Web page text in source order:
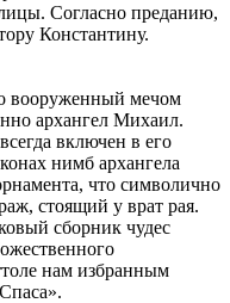
Согласно преданию,
Константину.
вооруженный мечом
архангел Михаил.
включен в его
нимб архангела
что символично
стоящий у врат рая.
сборник чудес
нам избранным